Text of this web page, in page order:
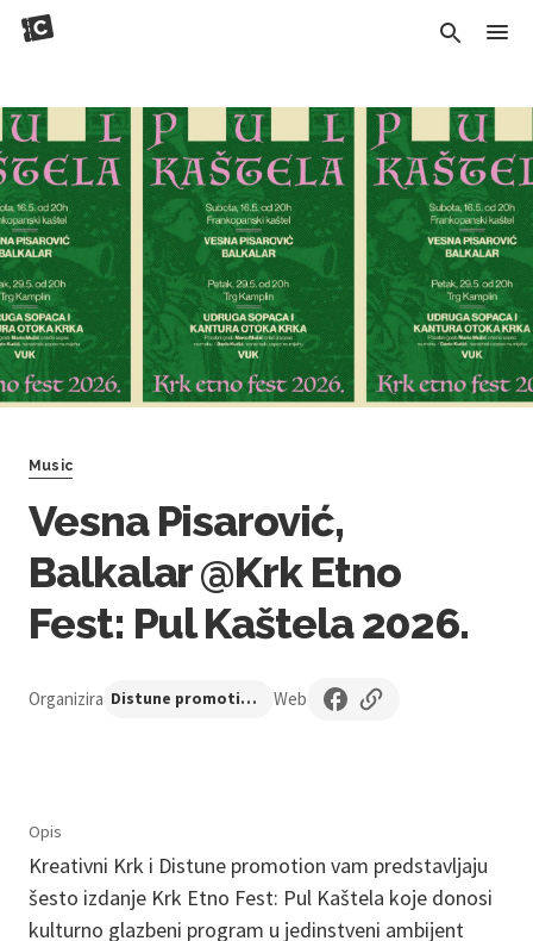
Music
Vesna Pisarović,
Balkalar @Krk Etno
Fest: Pul Kaštela 2026.
Organizira Distune promotion Web
Opis
Kreativni Krk i Distune promotion vam predstavljaju
šesto izdanje Krk Etno Fest: Pul Kaštela koje donosi
kulturno glazbeni program u jedinstveni ambijent